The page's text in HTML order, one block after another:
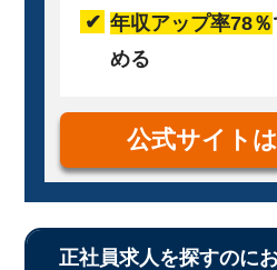
年収アップ率78％
める
公式サイト
正社員求人を探すのに